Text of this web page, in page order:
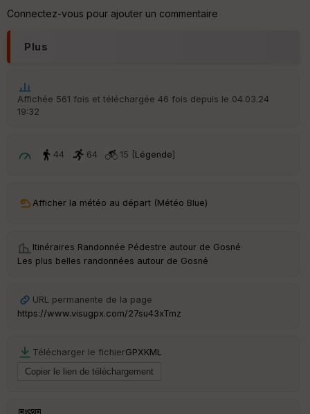
Connectez-vous pour ajouter un commentaire
Plus
Affichée 561 fois et téléchargée 46 fois depuis le 04.03.24
19:32
44 64 15 [Légende]
Afficher la météo au départ (Météo Blue)
Itinéraires Randonnée Pédestre autour de Gosné·
Les plus belles randonnées autour de Gosné
URL permanente de la page
https://www.visugpx.com/27su43xTmz
Télécharger le fichierGPXKML